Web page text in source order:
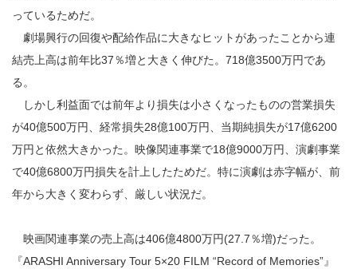
っているためだ。
劇場興行の回復や配給作品に大きなヒットがあったことから連
結売上高は前年比37％増と大きく伸びた。718億3500万円であ
る。
しかし利益面では前年より損失は小さくなったものの営業損失
が40億500万円、経常損失28億100万円、当期純損失が17億6200
万円と依然大きかった。映像関連事業で18億9000万円、演劇事業
で40億6800万円損失を計上したためだ。特に演劇は赤字幅が、前
年から大きく変わらず、厳しい状況だ。
映画関連事業の売上高は406億4800万円(27.7％増)だった。
『ARASHI Anniversary Tour 5×20 FILM “Record of Memories”』